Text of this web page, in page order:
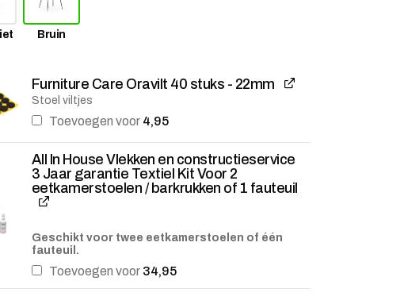
Bruin
Furniture Care Oravilt 40 stuks - 22mm
Stoel viltjes
Toevoegen voor 4,95
All In House Vlekken en constructieservice
3 Jaar garantie Textiel Kit Voor 2
eetkamerstoelen / barkrukken of 1 fauteuil
Geschikt voor twee eetkamerstoelen of één
fauteuil.
Toevoegen voor 34,95